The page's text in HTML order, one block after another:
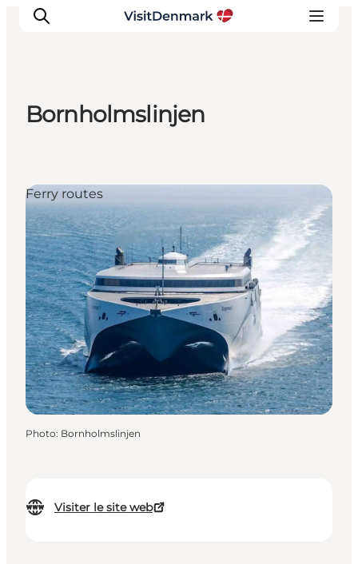
Quoi faire
Hébergements
Planifiez votre voyage
Bornholmslinjen
Visiter le site web
Ferry routes
Photo: Bornholmslinjen